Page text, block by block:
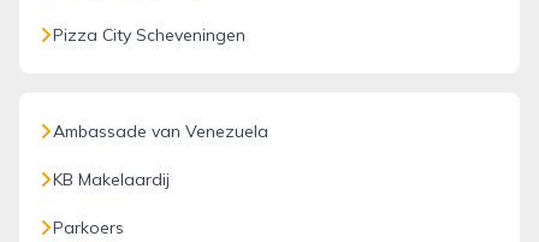
Pizza City Scheveningen
Ambassade van Venezuela
KB Makelaardij
Parkoers